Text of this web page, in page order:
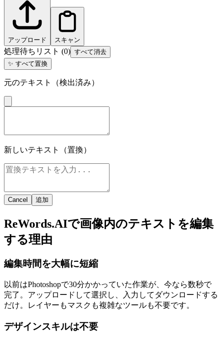
アップロード スキャン
処理待ちリスト (0) すべて消去
✨ すべて置換
元のテキスト（検出済み）
新しいテキスト（置換）
Cancel 追加
ReWords.AIで画像内のテキストを編集
する理由
編集時間を大幅に短縮
以前はPhotoshopで30分かかっていた作業が、今なら数秒で
完了。アップロードして選択し、入力してダウンロードする
だけ。レイヤーもマスクも複雑なツールも不要です。
デザインスキルは不要